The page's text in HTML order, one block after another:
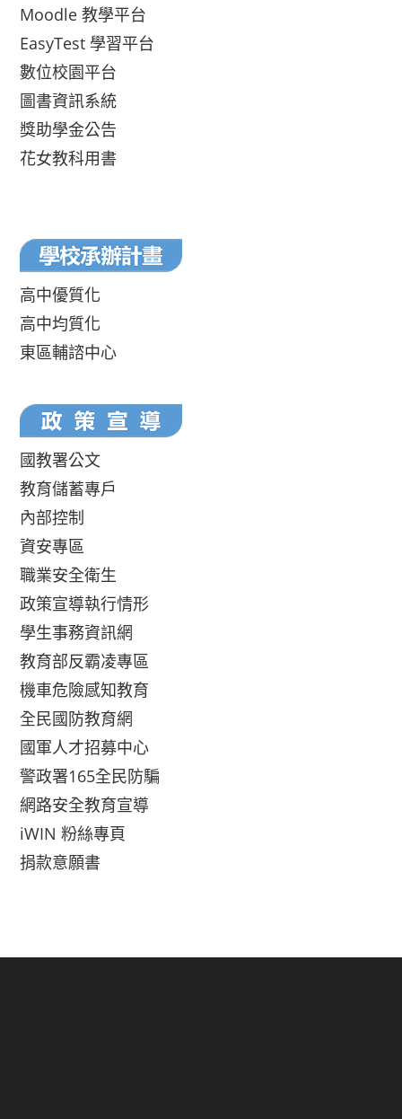
Moodle 教學平台
EasyTest 學習平台
數位校園平台
圖書資訊系統
獎助學金公告
花女教科用書
高中優質化
高中均質化
東區輔諮中心
國教署公文
教育儲蓄專戶
內部控制
資安專區
職業安全衛生
政策宣導執行情形
學生事務資訊網
教育部反霸凌專區
機車危險感知教育
全民國防教育網
國軍人才招募中心
警政署165全民防騙
網路安全教育宣導
iWIN 粉絲專頁
捐款意願書